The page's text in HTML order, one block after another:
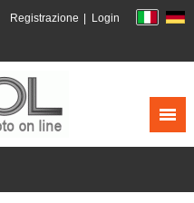
Registrazione Login